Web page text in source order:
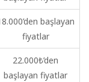
başlayan
fiyatlar
22.000₺’den
başlayan fiyatlar